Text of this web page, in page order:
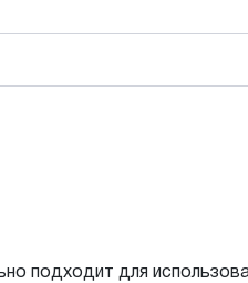
подходит для